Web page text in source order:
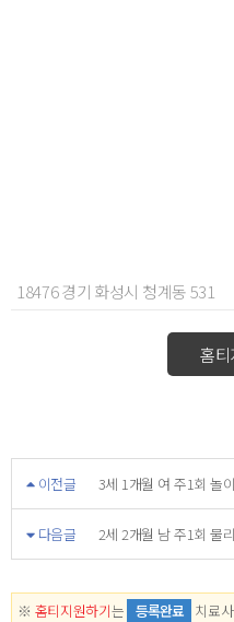
18476 경기 화성시 청계동 531
홈티
이전글 3세 1개월 여 주1회 놀
다음글 2세 2개월 남 주1회 물
※ 홈티지원하기는 등록완료 치료